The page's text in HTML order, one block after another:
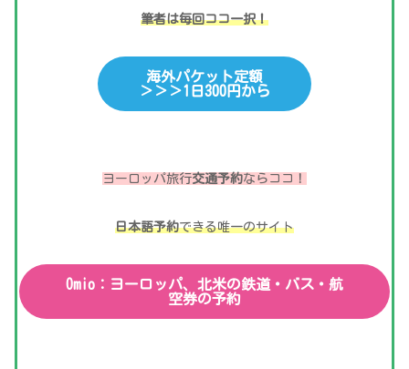
筆者は毎回ココ一択！
海外パケット定額
＞＞＞1日300円から
ヨーロッパ旅行交通予約ならココ！
日本語予約できる唯一のサイト
Omio：ヨーロッパ、北米の鉄道・バス・航
空券の予約